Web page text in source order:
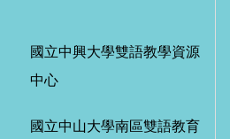
國立中興大學雙語教學資源
中心
國立中山大學南區雙語教育